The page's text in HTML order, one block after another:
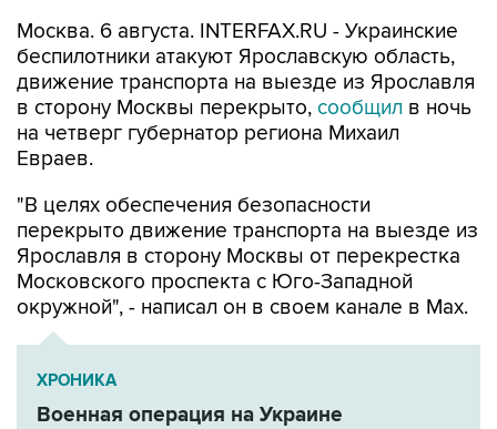
Москва. 6 августа. INTERFAX.RU - Украинские
беспилотники атакуют Ярославскую область,
движение транспорта на выезде из Ярославля
в сторону Москвы перекрыто, сообщил в ночь
на четверг губернатор региона Михаил
Евраев.
"В целях обеспечения безопасности
перекрыто движение транспорта на выезде из
Ярославля в сторону Москвы от перекрестка
Московского проспекта с Юго-Западной
окружной", - написал он в своем канале в Мах.
ХРОНИКА
Военная операция на Украине